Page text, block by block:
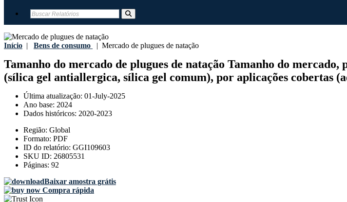
Início | Bens de consumo | Mercado de plugues de natação
Tamanho do mercado de plugues de natação Tamanho do
(sílica gel antiallergica, sílica gel comum), por aplicações cobertas
Última atualização: 01-July-2025
Ano base: 2024
Dados históricos: 2020-2023
Região: Global
Formato: PDF
ID do relatório: GGI109603
SKU ID: 26805531
Páginas: 92
Baixar amostra grátis
Compra rápida